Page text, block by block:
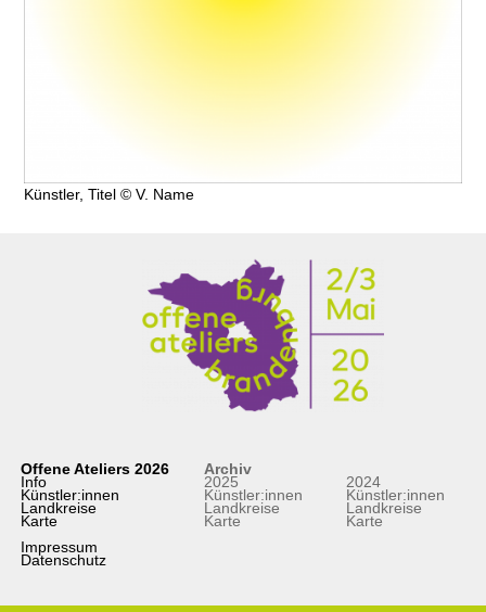
Künstler, Titel © V. Name
Offene Ateliers 2026
Info
Künstler:innen
Landkreise
Karte
Impressum
Datenschutz
Archiv
2025
Künstler:innen
Landkreise
Karte
2024
Künstler:innen
Landkreise
Karte